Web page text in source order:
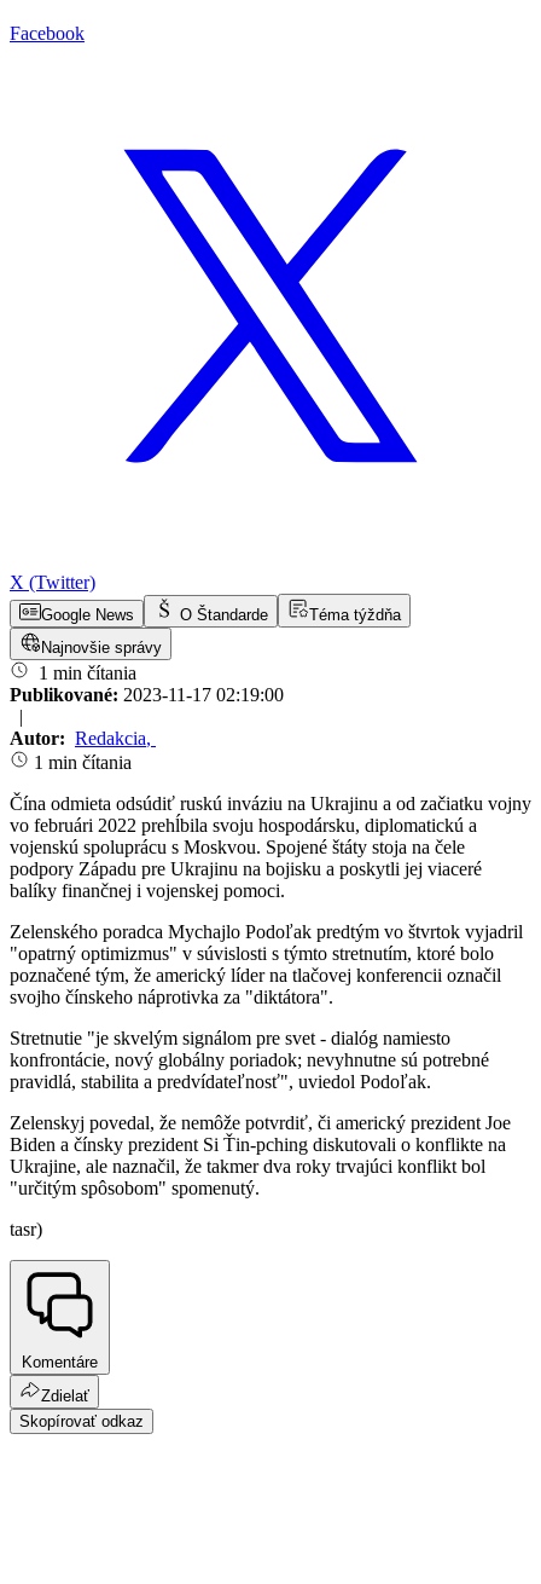
Facebook
X (Twitter)
Google News O Štandarde
Téma týždňa
Najnovšie správy
1 min čítania
Publikované: 2023-11-17 02:19:00
|
Autor: Redakcia,
1 min čítania
Čína odmieta odsúdiť ruskú inváziu na Ukrajinu a od začiatku vojny
vo februári 2022 prehĺbila svoju hospodársku, diplomatickú a
vojenskú spoluprácu s Moskvou. Spojené štáty stoja na čele
podpory Západu pre Ukrajinu na bojisku a poskytli jej viaceré
balíky finančnej i vojenskej pomoci.
Zelenského poradca Mychajlo Podoľak predtým vo štvrtok vyjadril
"opatrný optimizmus" v súvislosti s týmto stretnutím, ktoré bolo
poznačené tým, že americký líder na tlačovej konferencii označil
svojho čínskeho náprotivka za "diktátora".
Stretnutie "je skvelým signálom pre svet - dialóg namiesto
konfrontácie, nový globálny poriadok; nevyhnutne sú potrebné
pravidlá, stabilita a predvídateľnosť", uviedol Podoľak.
Zelenskyj povedal, že nemôže potvrdiť, či americký prezident Joe
Biden a čínsky prezident Si Ťin-pching diskutovali o konflikte na
Ukrajine, ale naznačil, že takmer dva roky trvajúci konflikt bol
"určitým spôsobom" spomenutý.
tasr)
Komentáre
Zdielať
Skopírovať odkaz